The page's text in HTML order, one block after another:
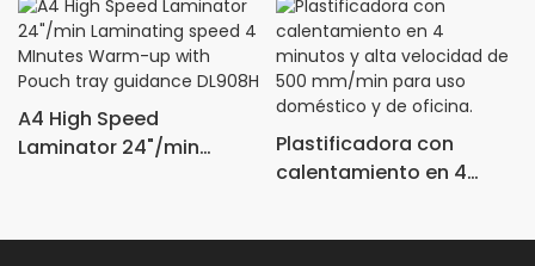
A4 High Speed
Laminator 24"/min
Pouch tray guidance
Plastificadora con
calentamiento en 4